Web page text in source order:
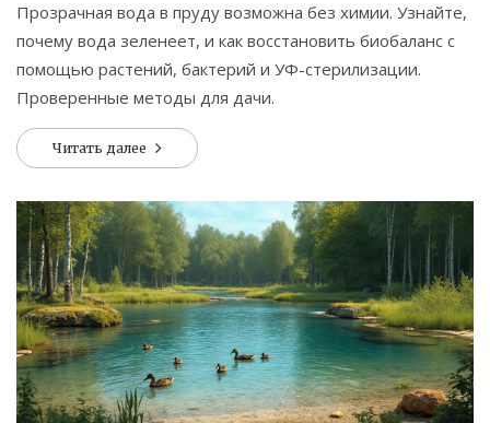
Прозрачная вода в пруду возможна без химии. Узнайте,
почему вода зеленеет, и как восстановить биобаланс с
помощью растений, бактерий и УФ-стерилизации.
Проверенные методы для дачи.
Читать далее